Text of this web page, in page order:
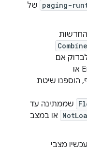
paging- של
אם
הוספנו שיטת
שממתינה עד
או במצב
מצבי